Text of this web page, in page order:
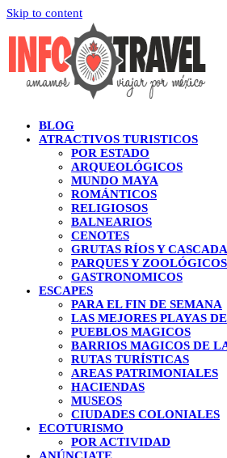
Skip to content
BLOG
ATRACTIVOS TURISTICOS
POR ESTADO
ARQUEOLÓGICOS
MUNDO MAYA
ROMÁNTICOS
RELIGIOSOS
BALNEARIOS
CENOTES
GRUTAS RÍOS Y
PARQUES Y ZOOLÓGICOS
GASTRONOMICOS
ESCAPES
PARA EL FIN DE SEMANA
LAS MEJORES PLAYAS
PUEBLOS MAGICOS
BARRIOS MAGICOS DE
RUTAS TURÍSTICAS
AREAS PATRIMONIALES
HACIENDAS
MUSEOS
CIUDADES COLONIALES
ECOTURISMO
POR ACTIVIDAD